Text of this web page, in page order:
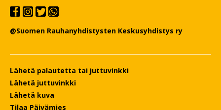
@Suomen Rauhanyhdistysten Keskusyhdistys ry
Lähetä palautetta tai juttuvinkki
Lähetä juttuvinkki
Lähetä kuva
Tilaa Päivämies